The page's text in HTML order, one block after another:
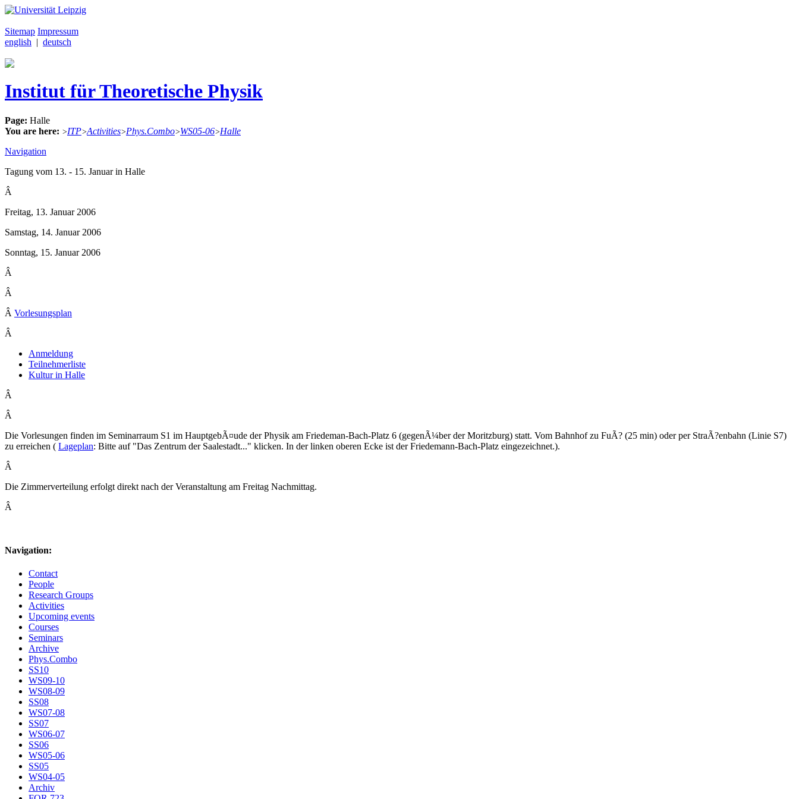
Sitemap Impressum
english | deutsch
Institut für Theoretische Physik
Page: Halle
You are here: >ITP>Activities>Phys.Combo>WS05-06>Halle
Navigation
Tagung vom 13. - 15. Januar in Halle
Â
Freitag, 13. Januar 2006
Samstag, 14. Januar 2006
Sonntag, 15. Januar 2006
Â
Â
Â Vorlesungsplan
Â
Anmeldung
Teilnehmerliste
Kultur in Halle
Â
Â
Die Vorlesungen finden im Seminarraum S1 im HauptgebÃ¤ude der Physik am Friedeman-Bach-Platz 6 (gegenÃ¼ber der Moritzburg) statt. Vom Bahnhof zu FuÃ? (25 min) oder per StraÃ?enbahn (Linie S7)
zu erreichen ( Lageplan: Bitte auf "Das Zentrum der Saalestadt..." klicken. In der linken oberen Ecke ist der Friedemann-Bach-Platz eingezeichnet.).
Â
Die Zimmerverteilung erfolgt direkt nach der Veranstaltung am Freitag Nachmittag.
Â
Navigation:
Contact
People
Research Groups
Activities
Upcoming events
Courses
Seminars
Archive
Phys.Combo
SS10
WS09-10
WS08-09
SS08
WS07-08
SS07
WS06-07
SS06
WS05-06
SS05
WS04-05
Archiv